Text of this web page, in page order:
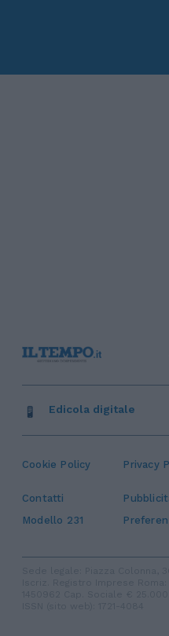
Cookie Policy Privacy
Contatti
Modello 231
Edicola digitale